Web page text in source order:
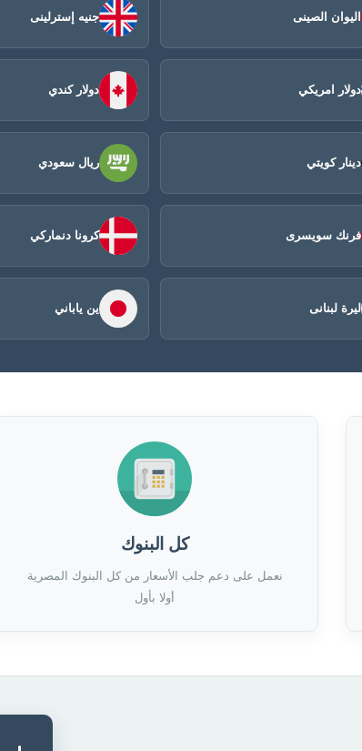
اليوان الصينى​ جنيه إسترلينى
دولار امريكي دولار كندي
دينار كويتي ريال سعودي
فرنك سويسرى كرونا دنماركي
ليرة لبنانى ين ياباني
كل البنوك
نعمل على دعم جلب الأسعار من كل البنوك المصرية
أولا بأول